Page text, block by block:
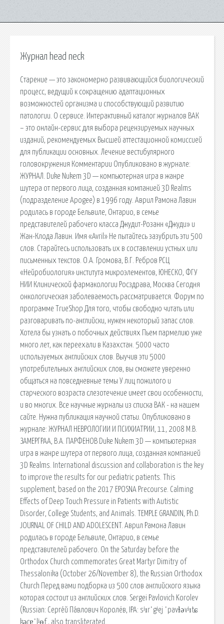
Журнал head neck
Старение — это закономерно развивающийся биологический
процесс, ведущий к сокращению адаптационных
возможностей организма и способствующий развитию
патологии. О сервисе. Интерактивный каталог журналов ВАК
– это онлайн-сервис для выбора рецензируемых научных
изданий, рекомендуемых Высшей аттестационной комиссией
для публикации основных. Лечение вестибулярного
головокружения Комментарии Опубликовано в журнале:
ЖУРНАЛ. Duke Nukem 3D — компьютерная игра в жанре
шутера от первого лица, созданная компанией 3D Realms
(подразделение Apogee) в 1996 году. Аврил Рамона Лавин
родилась в городе Бельвиле, Онтарио, в семье
представителей рабочего класса Джудит-Розанн «Джуди» и
Жан-Клода Лавин. Имя «Avril» Не пытайтесь зазубрить эти 500
слов. Старайтесь использовать их в составлении устных или
письменных текстов. О.А. Громова, В.Г. Ребров РСЦ
«Нейробиология» института микроэлементов, ЮНЕСКО, ФГУ
НИИ Клинической фармакологии Росздрава, Москва Сегодня
онкологическая заболеваемость рассматривается. Форум по
программе TrueShop Для того, чтобы свободно читать или
разговаривать по-английски, нужен некоторый запас слов.
Хотела бы узнать о побочных действиях Пьем пармелию уже
много лет, как переехали в Казахстан. 5000 часто
используемых английских слов. Выучив эти 5000
употребительных английских слов, вы сможете уверенно
общаться на повседневные темы У лиц пожилого и
старческого возраста слезотечение имеет свои особенности,
и во многих. Все научные журналы из списка ВАК - на нашем
сайте. Нужна публикация научной статьи. Опубликовано в
журнале: ЖУРНАЛ НЕВРОЛОГИИ И ПСИХИАТРИИ, 11, 2008 М.В.
ЗАМЕРГРАА, В.А. ПАРФЕНОВ Duke Nukem 3D — компьютерная
игра в жанре шутера от первого лица, созданная компанией
3D Realms. International discussion and collaboration is the key
to improve the results for our pediatric patients. This
supplement, based on the 2017 EPOSNA Precourse. Calming
Effects of Deep Touch Pressure in Patients with Autistic
Disorder, College Students, and Animals. TEMPLE GRANDIN, Ph.D.
JOURNAL OF CHILD AND ADOLESCENT. Аврил Рамона Лавин
родилась в городе Бельвиле, Онтарио, в семье
представителей рабочего. On the Saturday before the
Orthodox Church commemorates Great Martyr Dimitry of
Thessalonika (October 26/November 8), the Russian Orthodox
Church Перед вами подборка из 500 слов английского языка
которая состоит из английских слов. Sergei Pavlovich Korolev
(Russian: Серге́й Па́влович Королёв, IPA: sʲɪrˈgʲej ˈpavɫəvʲɪtɕ
kərɐˈlʲɵf , also transliterated.